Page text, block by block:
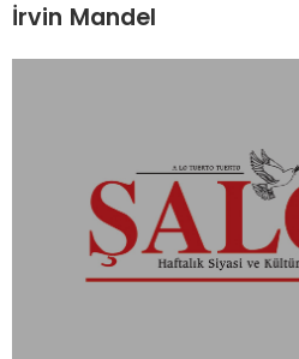
İrvin Mandel